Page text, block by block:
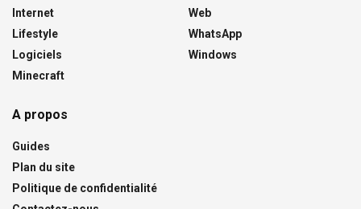
Internet
Lifestyle
Logiciels
Minecraft
Web
WhatsApp
Windows
A propos
Guides
Plan du site
Politique de confidentialité